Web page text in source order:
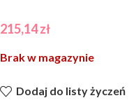
215,14zł
Brak w magazynie
Dodaj do listy życzeń